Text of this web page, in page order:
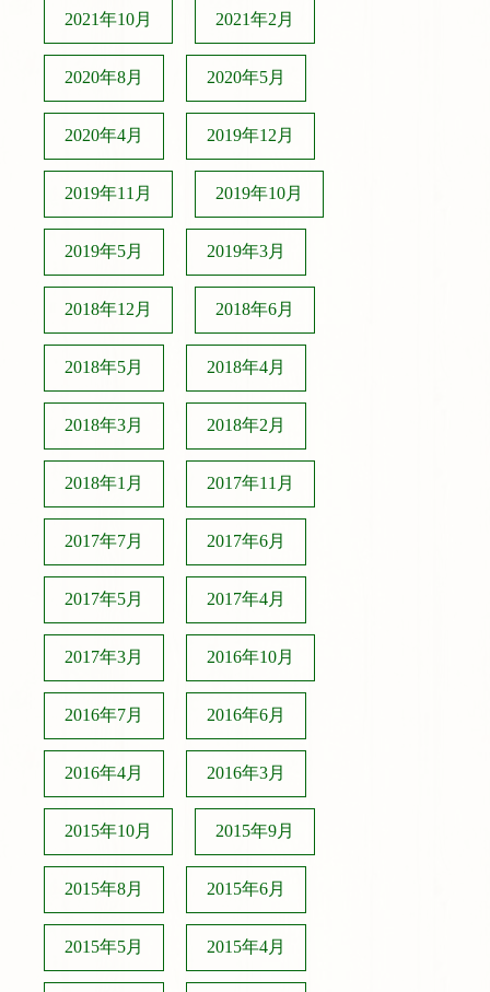
2021年10月 2021年2月
2020年8月 2020年5月
2020年4月 2019年12月
2019年11月 2019年10月
2019年5月 2019年3月
2018年12月 2018年6月
2018年5月 2018年4月
2018年3月 2018年2月
2018年1月 2017年11月
2017年7月 2017年6月
2017年5月 2017年4月
2017年3月 2016年10月
2016年7月 2016年6月
2016年4月 2016年3月
2015年10月 2015年9月
2015年8月 2015年6月
2015年5月 2015年4月